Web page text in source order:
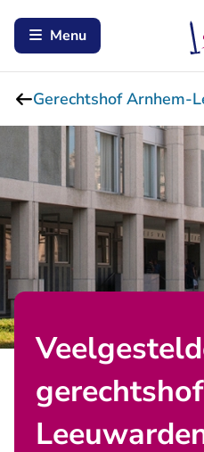
Menu
Gerechtshof Arnhem-